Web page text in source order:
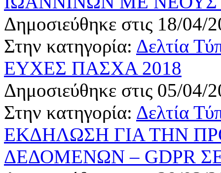
Δημοσιεύθηκε στις 18/04/
Στην κατηγορία: Δελτία
ΕΥΧΕΣ ΠΑΣΧΑ 2018
Δημοσιεύθηκε στις 05/04/
Στην κατηγορία: Δελτία
ΕΚΔΗΛΩΣΗ ΓΙΑ ΤΗΝ
ΔΕΔΟΜΕΝΩΝ – GDPR